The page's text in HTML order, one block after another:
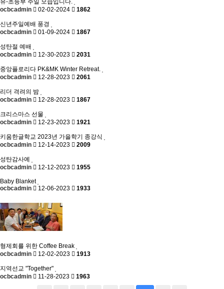
유-초등부 주일 모습입니다.
ocbcadmin
02-02-2024 1862
신년주일예배 풍경
ocbcadmin
01-09-2024 1867
성탄절 예배
ocbcadmin
12-30-2023 2031
중앙플로리다 PK&MK Winter Retreat.
ocbcadmin
12-28-2023 2061
리더 격려의 밤
ocbcadmin
12-28-2023 1867
크리스마스 선물
ocbcadmin
12-23-2023 1921
키움한글학교 2023년 가을학기 종강식
ocbcadmin
12-14-2023 2009
성탄감사예
ocbcadmin
12-12-2023
1955
Baby Blanket
ocbcadmin
12-06-2023 1933
형제회를 위한 Coffee Break
ocbcadmin
12-02-2023 1913
지역선교 "Together"
ocbcadmin
11-28-2023 1963